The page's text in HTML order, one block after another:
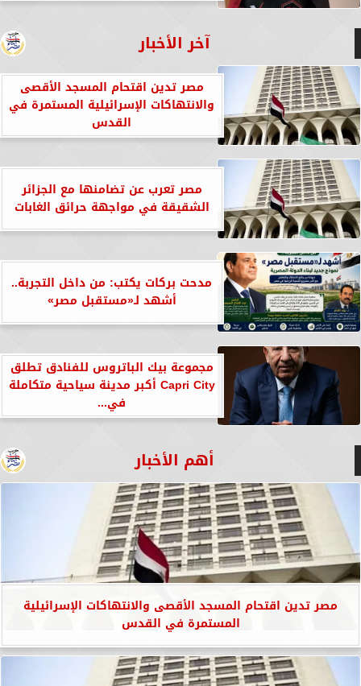
آخر الأخبار
مصر تدين اقتحام المسجد الأقصى
والانتهاكات الإسرائيلية المستمرة في
القدس
مصر تعرب عن تضامنها مع الجزائر
الشقيقة في مواجهة حرائق الغابات
مدحت بركات يكتب: من داخل التجربة..
أشهد لـ«مستقبل مصر»
مجموعة بيك الباتروس للفنادق تطلق
Capri City أكبر مدينة سياحية متكاملة
في...
أهم الأخبار
مصر تدين اقتحام المسجد الأقصى والانتهاكات الإسرائيلية
المستمرة في القدس